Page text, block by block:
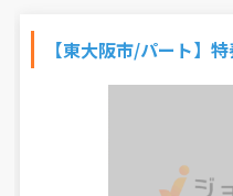
【東大阪市/パート】